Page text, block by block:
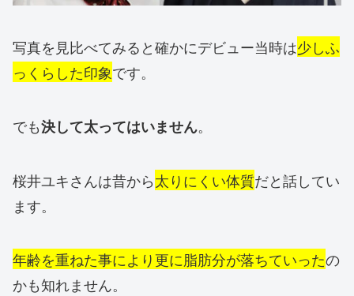
写真を見比べてみると確かにデビュー当時は少しふ
っくらした印象です。
でも決して太ってはいません。
桜井ユキさんは昔から太りにくい体質だと話してい
ます。
年齢を重ねた事により更に脂肪分が落ちていったの
かも知れません。